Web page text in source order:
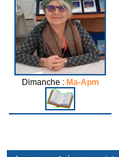
Dimanche : Ma-Apm